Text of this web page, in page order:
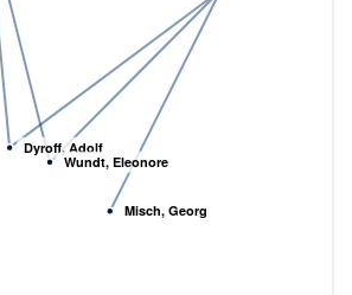
Dyroff, Adolf
Wundt, Eleonore
Misch, Georg